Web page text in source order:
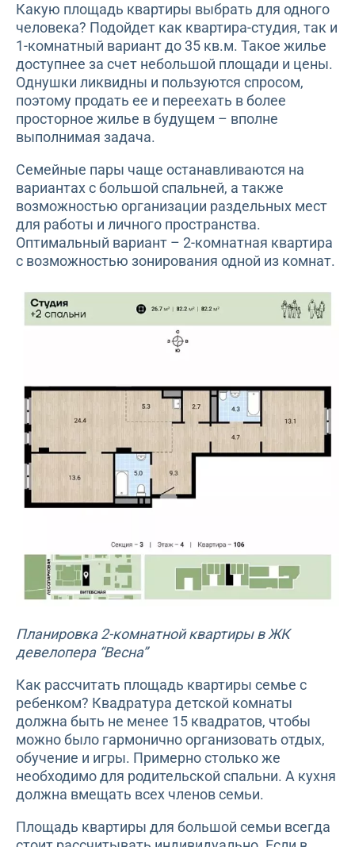
Какую площадь квартиры выбрать для одного
человека? Подойдет как квартира-студия, так и
1-комнатный вариант до 35 кв.м. Такое жилье
доступнее за счет небольшой площади и цены.
Однушки ликвидны и пользуются спросом,
поэтому продать ее и переехать в более
просторное жилье в будущем – вполне
выполнимая задача.
Семейные пары чаще останавливаются на
вариантах с большой спальней, а также
возможностью организации раздельных мест
для работы и личного пространства.
Оптимальный вариант – 2-комнатная квартира
с возможностью зонирования одной из комнат.
Планировка 2-комнатной квартиры в ЖК
девелопера “Весна”
Как рассчитать площадь квартиры семье с
ребенком? Квадратура детской комнаты
должна быть не менее 15 квадратов, чтобы
можно было гармонично организовать отдых,
обучение и игры. Примерно столько же
необходимо для родительской спальни. А кухня
должна вмещать всех членов семьи.
Площадь квартиры для большой семьи всегда